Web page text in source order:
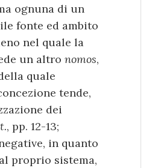
ognuna di un
fonte ed ambito
nel quale la
un altro nomos,
quale
tende,
dei
, pp. 12-13;
in quanto
proprio sistema,